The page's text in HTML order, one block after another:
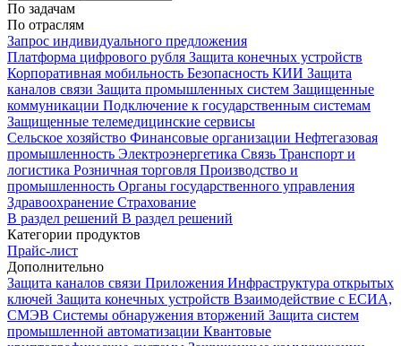
По задачам
По отраслям
Запрос индивидуального предложения
Платформа цифрового рубля Защита конечных устройств
Корпоративная мобильность Безопасность КИИ Защита
каналов связи Защита промышленных систем Защищенные
коммуникации Подключение к государственным системам
Защищенные телемедицинские сервисы
Сельское хозяйство Финансовые организации Нефтегазовая
промышленность Электроэнергетика Связь Транспорт и
логистика Розничная торговля Производство и
промышленность Органы государственного управления
Здравоохранение Страхование
В раздел решений В раздел решений
Категории продуктов
Прайс-лист
Дополнительно
Защита каналов связи Приложения Инфраструктура открытых
ключей Защита конечных устройств Взаимодействие с ЕСИА,
СМЭВ Системы обнаружения вторжений Защита систем
промышленной автоматизации Квантовые